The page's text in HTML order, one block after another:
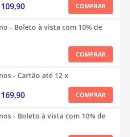
COMPRAR
- Boleto à vista com 10% de
COMPRAR
- Cartão até 12 x
COMPRAR
- Boleto à vista com 10% de